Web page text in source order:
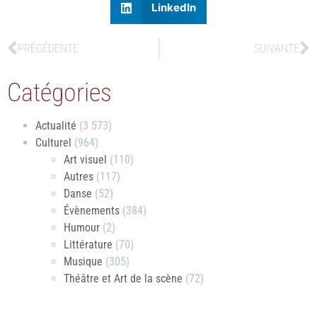
LinkedIn
PRÉCÉDENTE SUIVANTE
Catégories
Actualité (3 573)
Culturel (964)
Art visuel (110)
Autres (117)
Danse (52)
Évènements (384)
Humour (2)
Littérature (70)
Musique (305)
Théâtre et Art de la scène (72)